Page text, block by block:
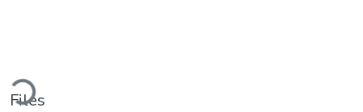
Files